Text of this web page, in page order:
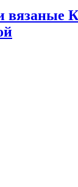
вязаные